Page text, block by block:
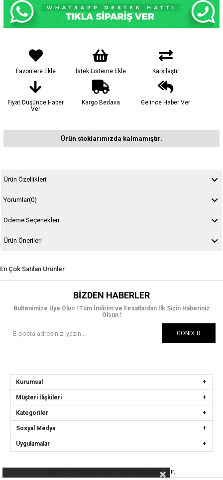
Favorilere Ekle İstek Listeme Ekle Karşılaştır
Fiyat Düşünce Haber
Ver
Kargo Bedava Gelince Haber Ver
Ürün stoklarımızda kalmamıştır.
Ürün Özellikleri
Yorumlar(0)
Ödeme Seçenekleri
Ürün Önerileri
En Çok Satılan Ürünler
BIZDEN HABERLER
Bültenimize Üye Olun ! Tüm İndirim ve Fırsatlardan İlk Sizin Haberiniz
Olsun !
GÖNDER
Kurumsal
Müşteri İlişkileri
Kategoriler
Sosyal Medya
Uygulamalar
- Tüm Hakları Saklıdır.